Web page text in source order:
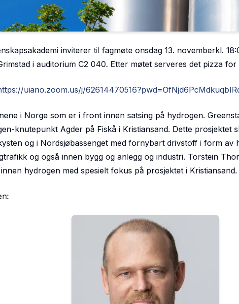
inviterer til fagmøte onsdag 13. novemberkl.
i auditorium C2 040. Etter møtet serveres det pizza
uiano.zoom.us/j/
i Norge som er i front innen satsing på hydrogen.
knutepunkt Agder på Fiskå i Kristiansand. Dette prosjektet
og i Nordsjøbassenget med fornybart drivstoff i form av
og også innen bygg og anlegg og industri. Torstein
hydrogen med spesielt fokus på prosjektet i Kristiansand.